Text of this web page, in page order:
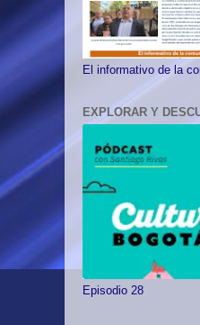
El informativo de la
EXPLORAR Y
Episodio 28